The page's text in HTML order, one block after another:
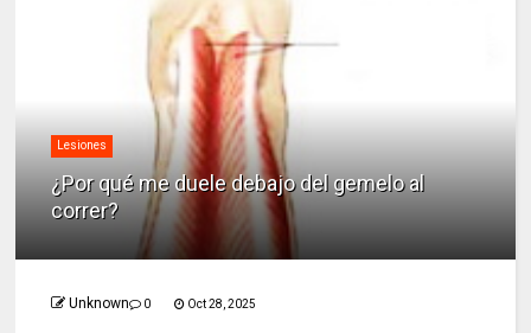
Lesiones
¿Por qué me duele debajo del gemelo al
correr?
Unknown 0 Oct 28, 2025